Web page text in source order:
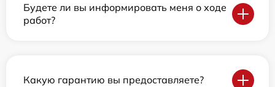
Будете ли вы информировать меня о ходе
работ?
Какую гарантию вы предоставляете?